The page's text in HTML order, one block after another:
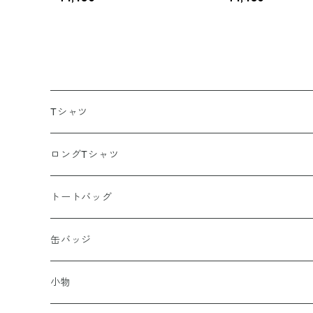
Tシャツ
ポリエステル
綿100％
ロングTシャツ
トートバッグ
缶バッジ
小物